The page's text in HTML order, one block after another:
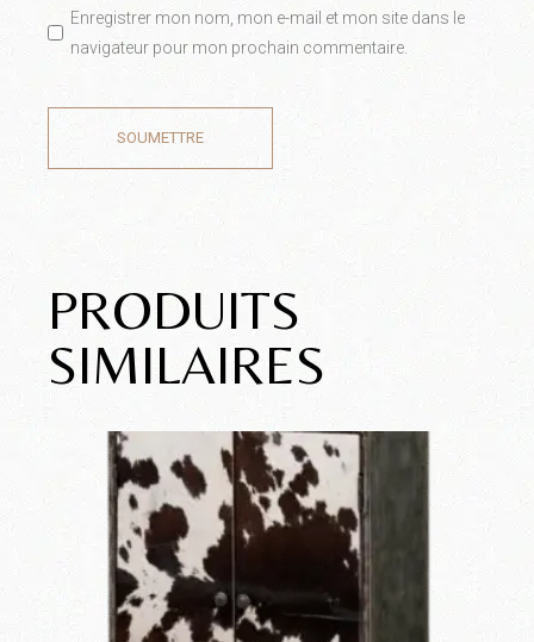
Enregistrer mon nom, mon e-mail et mon site dans le
navigateur pour mon prochain commentaire.
SOUMETTRE
PRODUITS
SIMILAIRES